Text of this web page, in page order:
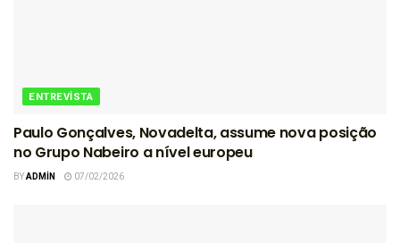
ENTREVISTA
Paulo Gonçalves, Novadelta, assume nova posição
no Grupo Nabeiro a nível europeu
BYADMIN 07/02/2026